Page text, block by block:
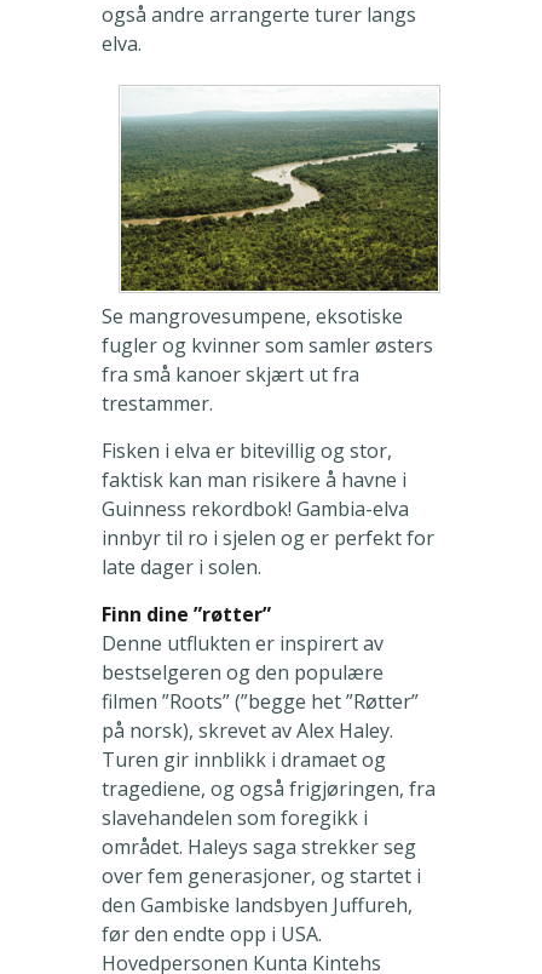
også andre arrangerte turer langs
elva.
Se mangrovesumpene, eksotiske
fugler og kvinner som samler østers
fra små kanoer skjært ut fra
trestammer.
Fisken i elva er bitevillig og stor,
faktisk kan man risikere å havne i
Guinness rekordbok! Gambia-elva
innbyr til ro i sjelen og er perfekt for
late dager i solen.
Finn dine ”røtter”
Denne utflukten er inspirert av
bestselgeren og den populære
filmen ”Roots” (”begge het ”Røtter”
på norsk), skrevet av Alex Haley.
Turen gir innblikk i dramaet og
tragediene, og også frigjøringen, fra
slavehandelen som foregikk i
området. Haleys saga strekker seg
over fem generasjoner, og startet i
den Gambiske landsbyen Juffureh,
før den endte opp i USA.
Hovedpersonen Kunta Kintehs